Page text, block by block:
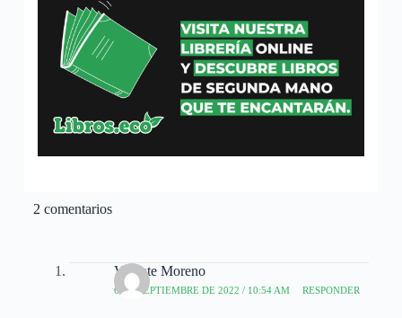
2 comentarios
Vicente Moreno
6 DE SEPTIEMBRE DE 2022 / 10:54 AM RESPONDER